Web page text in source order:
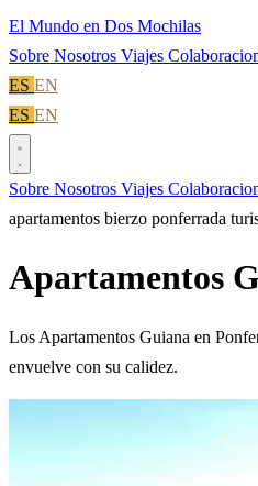
El Mundo en Dos Mochilas
Sobre Nosotros Viajes
ES EN
ES EN
Sobre Nosotros Viajes
apartamentos bierzo ponferrada
Apartamentos
Los Apartamentos Guiana en
envuelve con su calidez.